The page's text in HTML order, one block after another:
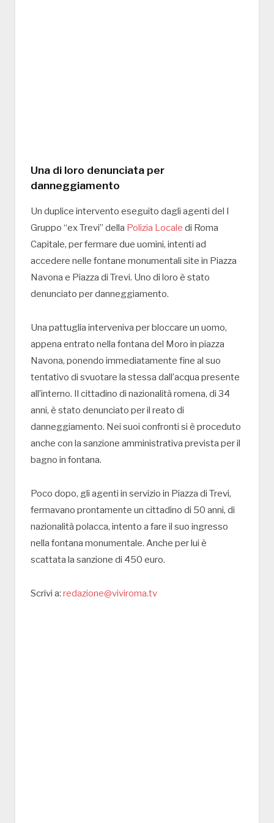
Una di loro denunciata per
danneggiamento
Un duplice intervento eseguito dagli agenti del I
Gruppo “ex Trevi” della Polizia Locale di Roma
Capitale, per fermare due uomini, intenti ad
accedere nelle fontane monumentali site in Piazza
Navona e Piazza di Trevi. Uno di loro è stato
denunciato per danneggiamento.
Una pattuglia interveniva per bloccare un uomo,
appena entrato nella fontana del Moro in piazza
Navona, ponendo immediatamente fine al suo
tentativo di svuotare la stessa dall’acqua presente
all’interno. Il cittadino di nazionalità romena, di 34
anni, è stato denunciato per il reato di
danneggiamento. Nei suoi confronti si è proceduto
anche con la sanzione amministrativa prevista per il
bagno in fontana.
Poco dopo, gli agenti in servizio in Piazza di Trevi,
fermavano prontamente un cittadino di 50 anni, di
nazionalità polacca, intento a fare il suo ingresso
nella fontana monumentale. Anche per lui è
scattata la sanzione di 450 euro.
Scrivi a: redazione@viviroma.tv